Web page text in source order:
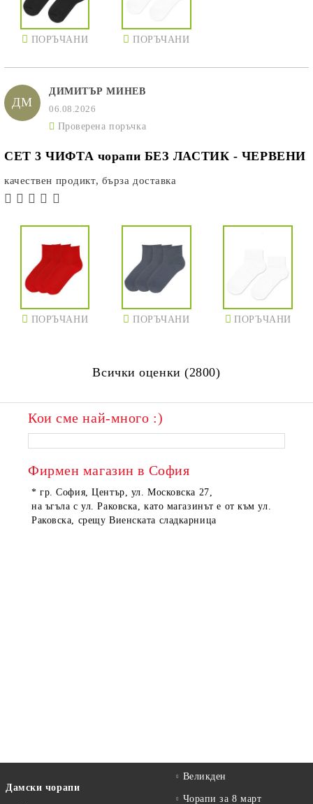
ПОРЪЧАНИ ПОРЪЧАНИ
ДМ
ДИМИТЪР МИНЕВ
06.08.2026
Проверена поръчка
СЕТ 3 ЧИФТА чорапи БЕЗ ЛАСТИК - ЧЕРВЕНИ
качествен продикт, бърза доставка
ПОРЪЧАНИ ПОРЪЧАНИ ПОРЪЧАНИ
Всички оценки (2800)
Кои сме най-много :)
Фирмен магазин в София
* гр. София, Център, ул. Московска 27,
на ъгъла с ул. Раковска, като магазинът е от към ул.
Раковска, срещу Виенската сладкарница
Дамски чорапи
Великден
Чорапи за 8 март